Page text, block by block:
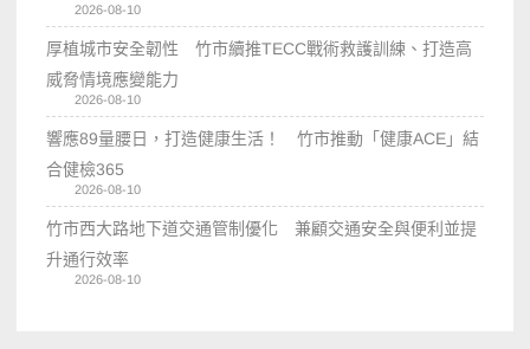
2026-08-10
厚植城市安全韌性 竹市續推TECC戰術救護訓練、打造高
威脅情境應變能力
2026-08-10
響應89量腰日，打造健康生活！ 竹市推動「健康ACE」結
合健檢365
2026-08-10
竹市西大路地下道交通管制優化 兼顧交通安全與便利並提
升通行效率
2026-08-10